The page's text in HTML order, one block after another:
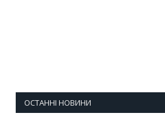
ОСТАННІ НОВИНИ